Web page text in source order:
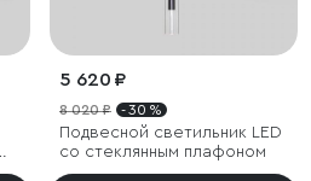
5 620 ₽
8 020 ₽ - 30 %
Подвесной светильник LED
со стеклянным плафоном